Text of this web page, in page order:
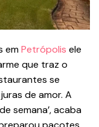
emPetrópolis ele
que traz o
se
de amor. A
semana’, acaba